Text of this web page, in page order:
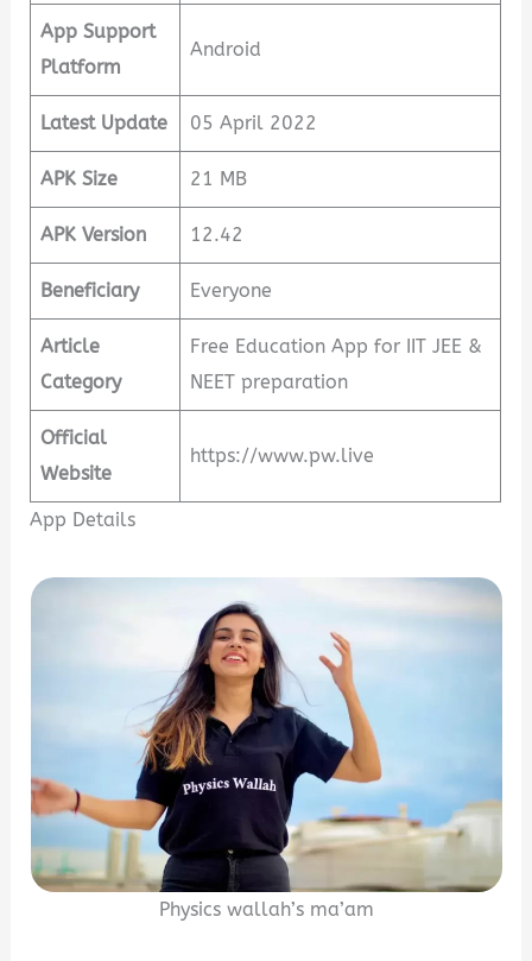
App Support
Platform
Android
Latest Update 05 April 2022
APK Size 21 MB
APK Version 12.42
Beneficiary Everyone
Article
Category
Free Education App for IIT JEE &
NEET preparation
Official
Website
https://www.pw.live
App Details
Physics wallah’s ma’am